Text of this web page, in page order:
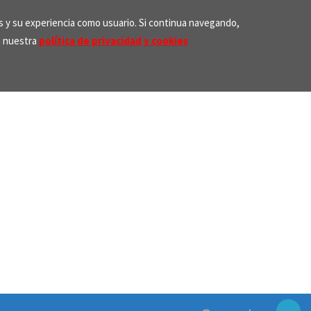
su experiencia como usuario. Si continua navegando,
nuestra política de privacidad y cookies